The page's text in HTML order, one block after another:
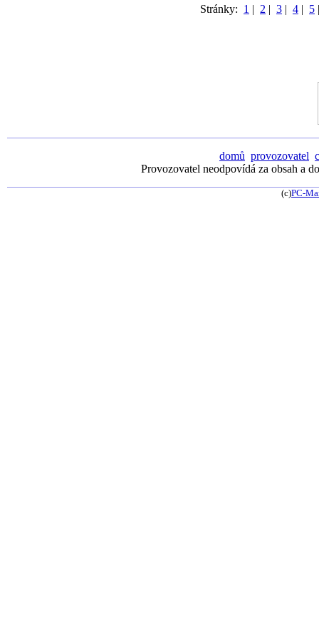
Stránky: 1 | 2 | 3 | 4 | 5
domů provozovatel
Provozovatel neodpovídá za obsah a
(c)PC-